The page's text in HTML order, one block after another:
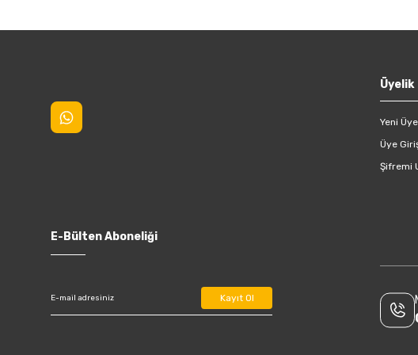
Üyelik
Yeni
Üye
Şifremi
E-Bülten Aboneliği
Kayıt Ol